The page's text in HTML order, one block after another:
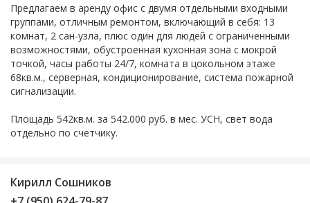
Предлагаем в аренду офис с двумя отдельными входными
группами, отличным ремонтом, включающий в себя: 13
комнат, 2 сан-узла, плюс один для людей с ограниченными
возможностями, обустроенная кухонная зона с мокрой
точкой, часы работы 24/7, комната в цокольном этаже
68кв.м., серверная, кондиционирование, система пожарной
сигнализации.
Площадь 542кв.м. за 542.000 руб. в мес. УСН, свет вода
отдельно по счетчику.
Кирилл Сошников